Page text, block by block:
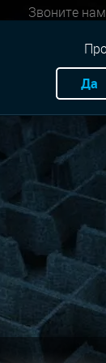
Звоните
Да